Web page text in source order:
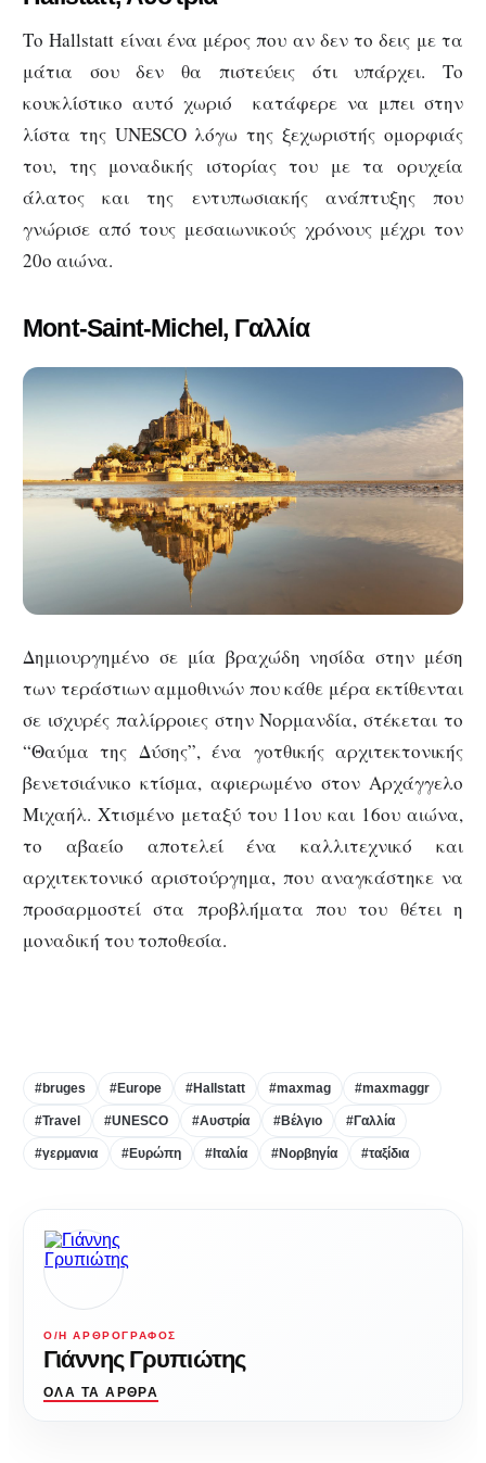
Το Hallstatt είναι ένα μέρος που αν δεν το δεις με τα
μάτια σου δεν θα πιστεύεις ότι υπάρχει. Το
κουκλίστικο αυτό χωριό κατάφερε να μπει στην
λίστα της UNESCO λόγω της ξεχωριστής ομορφιάς
του, της μοναδικής ιστορίας του με τα ορυχεία
άλατος και της εντυπωσιακής ανάπτυξης που
γνώρισε από τους μεσαιωνικούς χρόνους μέχρι τον
20ο αιώνα.
Mont-Saint-Michel, Γαλλία
Δημιουργημένο σε μία βραχώδη νησίδα στην μέση
των τεράστιων αμμοθινών που κάθε μέρα εκτίθενται
σε ισχυρές παλίρροιες στην Νορμανδία, στέκεται το
“Θαύμα της Δύσης”, ένα γοτθικής αρχιτεκτονικής
βενετσιάνικο κτίσμα, αφιερωμένο στον Αρχάγγελο
Μιχαήλ. Χτισμένο μεταξύ του 11ου και 16ου αιώνα,
το αβαείο αποτελεί ένα καλλιτεχνικό και
αρχιτεκτονικό αριστούργημα, που αναγκάστηκε να
προσαρμοστεί στα προβλήματα που του θέτει η
μοναδική του τοποθεσία.
#bruges #Europe #Hallstatt #maxmag #maxmaggr
#Travel #UNESCO #Αυστρία #Βέλγιο #Γαλλία
#γερμανια #Ευρώπη #Ιταλία #Νορβηγία #ταξίδια
Ο/Η ΑΡΘΡΟΓΡΆΦΟΣ
Γιάννης Γρυπιώτης
ΌΛΑ ΤΑ ΆΡΘΡΑ